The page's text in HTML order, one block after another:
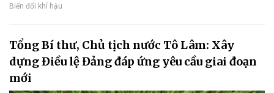
Biến đổi khí hậu
Tổng Bí thư, Chủ tịch nước Tô Lâm: Xây
dựng Điều lệ Đảng đáp ứng yêu cầu giai đoạn
mới